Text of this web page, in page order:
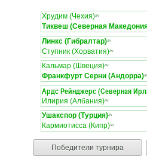
Хрудим (Чехия)ЛЧ
Тиквеш (Северная
Линкс (Гибралтар)ЛЧ
Ступник (Хорватия)ЛЧ
Кальмар (Швеция)ЛЧ
Франкфурт Серни (Андорра)ЛЧ
Ардс Рейнджерс (Северная
Илирия (Албания)ЛЧ
Ушакспор (Турция)ЛЧ
Кармиотисса (Кипр)ЛЧ
Победители турнира